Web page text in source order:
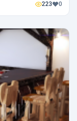
223 0